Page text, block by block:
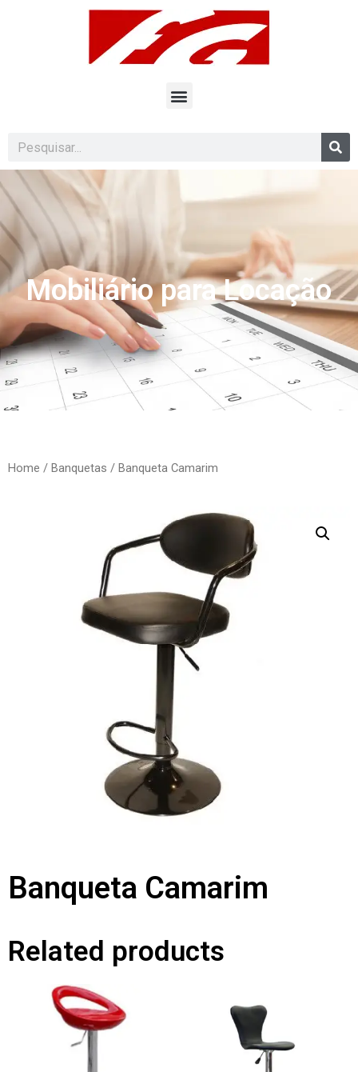
Mobiliário para Locação
Home / Banquetas / Banqueta Camarim
Banqueta Camarim
Related products